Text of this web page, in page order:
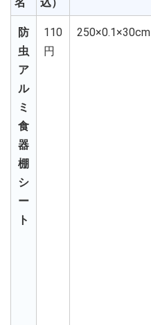
防
虫
ア
ル
ミ
食
器
棚
シ
ー
ト
110
円
250×0.1×30cm